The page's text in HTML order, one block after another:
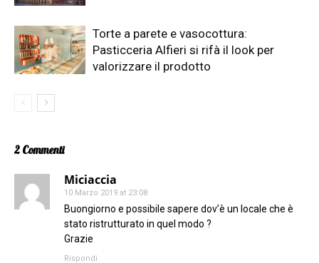
Torte a parete e vasocottura:
Pasticceria Alfieri si rifà il look per
valorizzare il prodotto
2 Commenti
Miciaccia
10 Marzo 2019 at 23:08
Buongiorno e possibile sapere dov’è un locale che è
stato ristrutturato in quel modo ?
Grazie
Rispondi